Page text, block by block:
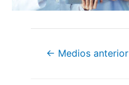
Navegación
← Medios anterior